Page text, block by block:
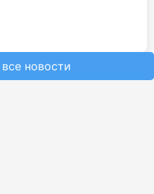
школьников,...
новости